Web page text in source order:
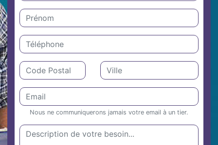
Nous ne communiquerons jamais votre email à un tier.